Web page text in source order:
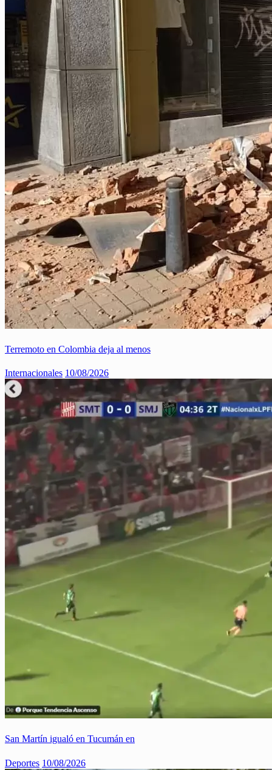
Terremoto en Colombia deja al menos
Internacionales 10/08/2026
San Martín igualó en Tucumán en
Deportes 10/08/2026